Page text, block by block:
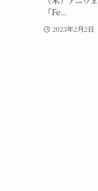
「Fe...
2023年2月2日